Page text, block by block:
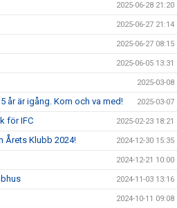
2025-06-28 21:20
2025-06-27 21:14
2025-06-27 08:15
2025-06-05 13:31
2025-03-08
år är igång. Kom och va med! 2025-03-07
för IFC 2025-02-23 18:21
Årets Klubb 2024! 2024-12-30 15:35
2024-12-21 10:00
2024-11-03 13:16
2024-10-11 09:08